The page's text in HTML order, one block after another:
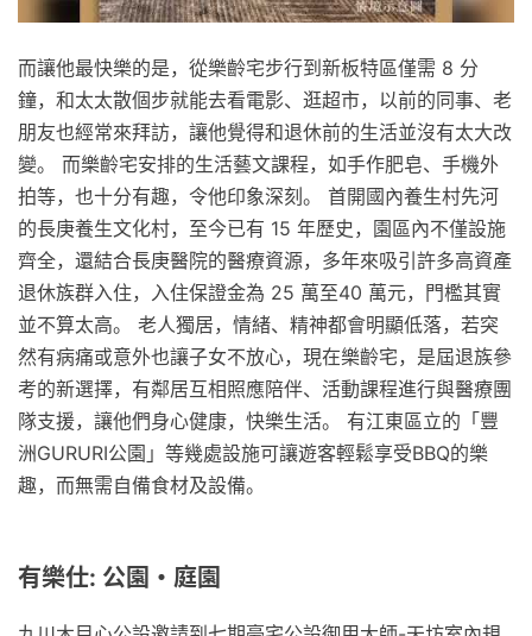
而讓他最快樂的是，從樂齡宅步行到新板特區僅需 8 分
鐘，和太太散個步就能去看電影、逛超市，以前的同事、老
朋友也經常來拜訪，讓他覺得和退休前的生活並沒有太大改
變。 而樂齡宅安排的生活藝文課程，如手作肥皂、手機外
拍等，也十分有趣，令他印象深刻。 首開國內養生村先河
的長庚養生文化村，至今已有 15 年歷史，園區內不僅設施
齊全，還結合長庚醫院的醫療資源，多年來吸引許多高資產
退休族群入住，入住保證金為 25 萬至40 萬元，門檻其實
並不算太高。 老人獨居，情緒、精神都會明顯低落，若突
然有病痛或意外也讓子女不放心，現在樂齡宅，是屆退族參
考的新選擇，有鄰居互相照應陪伴、活動課程進行與醫療團
隊支援，讓他們身心健康，快樂生活。 有江東區立的「豐
洲GURURI公園」等幾處設施可讓遊客輕鬆享受BBQ的樂
趣，而無需自備食材及設備。
有樂仕: 公園・庭園